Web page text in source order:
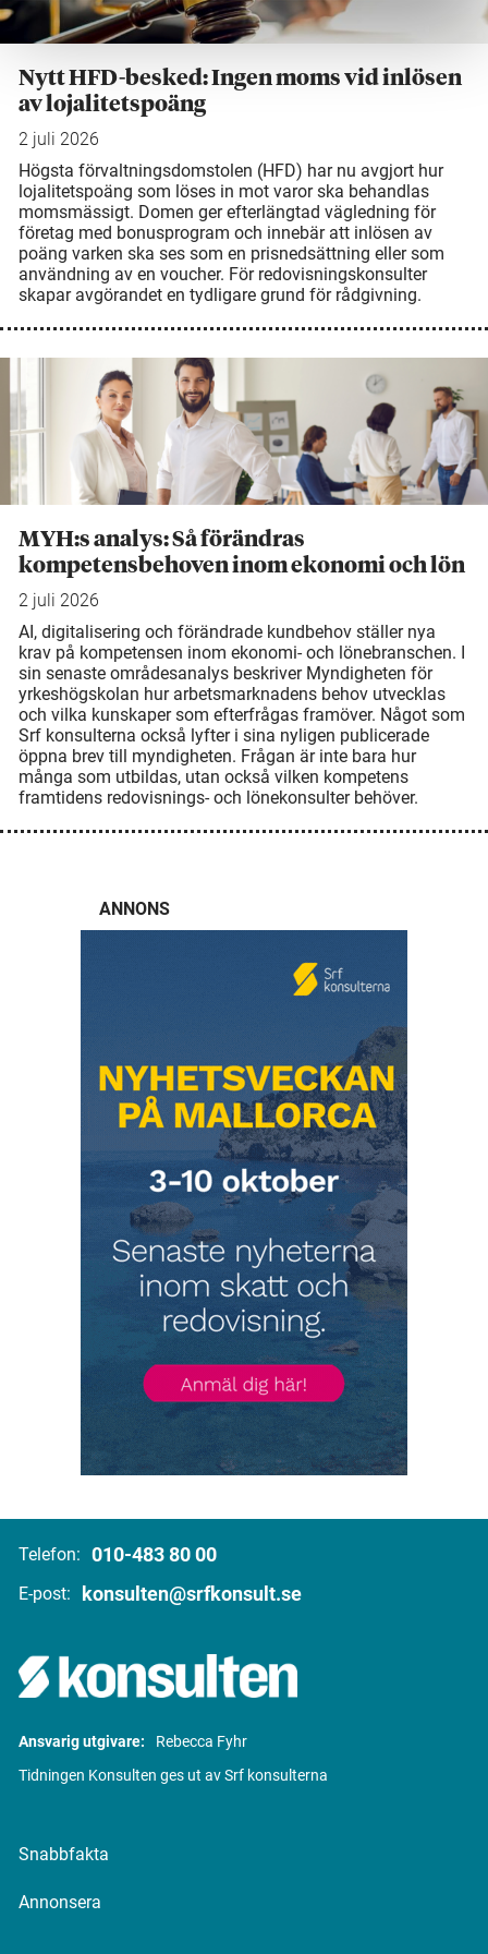
Nytt HFD-besked: Ingen moms vid inlösen
av lojalitetspoäng
2 juli 2026
Högsta förvaltningsdomstolen (HFD) har nu avgjort hur
lojalitetspoäng som löses in mot varor ska behandlas
momsmässigt. Domen ger efterlängtad vägledning för
företag med bonusprogram och innebär att inlösen av
poäng varken ska ses som en prisnedsättning eller som
användning av en voucher. För redovisningskonsulter
skapar avgörandet en tydligare grund för rådgivning.
MYH:s analys: Så förändras
kompetensbehoven inom ekonomi och lön
2 juli 2026
AI, digitalisering och förändrade kundbehov ställer nya
krav på kompetensen inom ekonomi- och lönebranschen. I
sin senaste områdesanalys beskriver Myndigheten för
yrkeshögskolan hur arbetsmarknadens behov utvecklas
och vilka kunskaper som efterfrågas framöver. Något som
Srf konsulterna också lyfter i sina nyligen publicerade
öppna brev till myndigheten. Frågan är inte bara hur
många som utbildas, utan också vilken kompetens
framtidens redovisnings- och lönekonsulter behöver.
ANNONS
Telefon: 010-483 80 00
E-post: konsulten@srfkonsult.se
Ansvarig utgivare:
Rebecca Fyhr
Tidningen Konsulten ges ut av Srf konsulterna
Snabbfakta
Annonsera